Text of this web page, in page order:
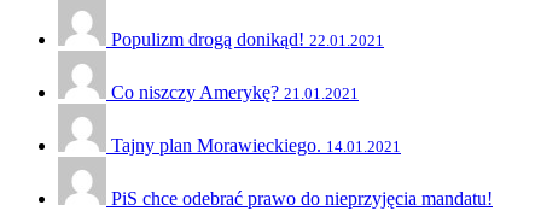
Populizm drogą donikąd! 22.01.2021
Co niszczy Amerykę? 21.01.2021
Tajny plan Morawieckiego. 14.01.2021
PiS chce odebrać prawo do nieprzyjęcia mandatu!